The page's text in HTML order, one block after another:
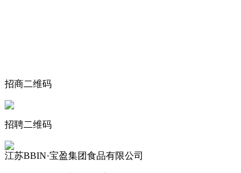
招商二维码
招聘二维码
江苏BBIN·宝盈集团食品有限公司